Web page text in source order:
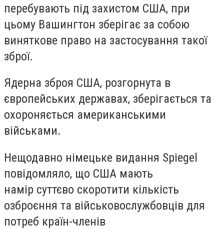
перебувають під захистом США, при
цьому Вашингтон зберігає за собою
виняткове право на застосування такої
зброї.
Ядерна зброя США, розгорнута в
європейських державах, зберігається та
охороняється американськими
військами.
Нещодавно німецьке видання Spiegel
повідомляло, що США мають
намір суттєво скоротити кількість
озброєння та військовослужбовців для
потреб країн-членів